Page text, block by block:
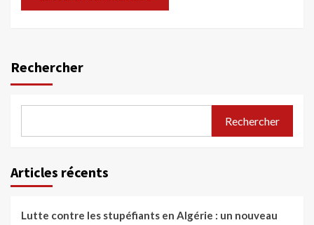
Rechercher
Rechercher
Articles récents
Lutte contre les stupéfiants en Algérie : un nouveau